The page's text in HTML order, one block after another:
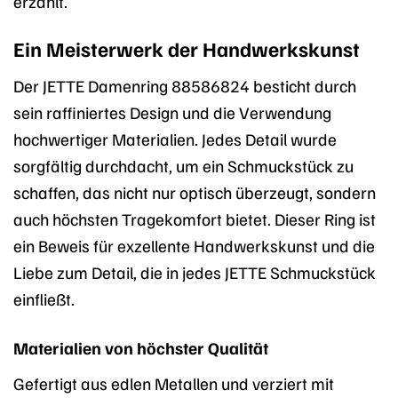
Ein Meisterwerk der Handwerkskunst
Der JETTE Damenring 88586824 besticht durch
sein raffiniertes Design und die Verwendung
hochwertiger Materialien. Jedes Detail wurde
sorgfältig durchdacht, um ein Schmuckstück zu
schaffen, das nicht nur optisch überzeugt, sondern
auch höchsten Tragekomfort bietet. Dieser Ring ist
ein Beweis für exzellente Handwerkskunst und die
Liebe zum Detail, die in jedes JETTE Schmuckstück
einfließt.
Materialien von höchster Qualität
Gefertigt aus edlen Metallen und verziert mit